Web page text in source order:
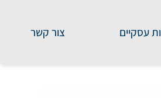
עסקיים צור קשר